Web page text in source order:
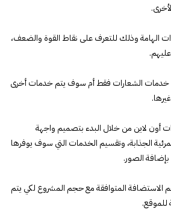
الهامة وذلك للتعرف على نقاط القوة والضعف،
خدمات الشعارات فقط أم سوف يتم خدمات أخرى
أون لاين من خلال البدء بتصميم واجهة
الجذابة، وتقسيم الخدمات التي سوف يوفرها
بإضافة الصور.
الاستضافة المتوافقة مع حجم المشروع لكي يتم
للموقع.